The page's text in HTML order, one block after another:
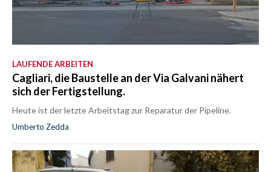
LAUFENDE ARBEITEN
Cagliari, die Baustelle an der Via Galvani nähert
sich der Fertigstellung.
Heute ist der letzte Arbeitstag zur Reparatur der Pipeline.
Umberto Zedda